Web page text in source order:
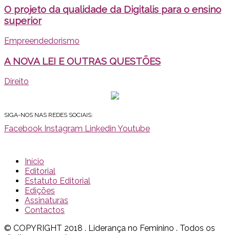
O projeto da qualidade da Digitalis para o ensino
superior
Empreendedorismo
A NOVA LEI E OUTRAS QUESTÕES
Direito
SIGA-NOS NAS REDES SOCIAIS:
Facebook Instagram Linkedin Youtube
Início
Editorial
Estatuto Editorial
Edições
Assinaturas
Contactos
© COPYRIGHT 2018 . Liderança no Feminino . Todos os